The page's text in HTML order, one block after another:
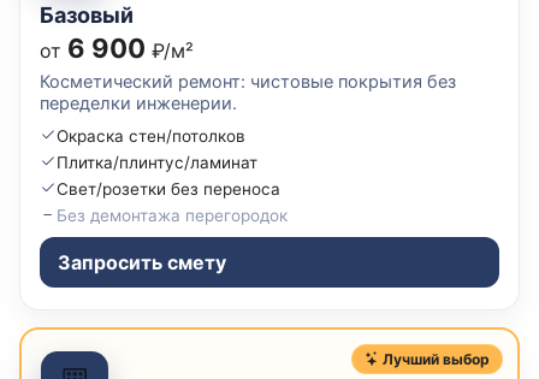
Базовый
от 6 900 ₽/м²
Косметический ремонт: чистовые покрытия без
переделки инженерии.
Окраска стен/потолков
Плитка/плинтус/ламинат
Свет/розетки без переноса
Без демонтажа перегородок
Запросить смету
Лучший выбор